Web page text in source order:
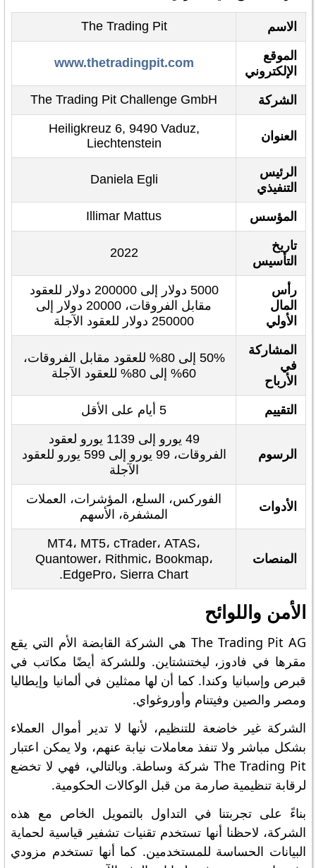
الاسم The Trading Pit
الموقع
الإلكتروني
www.thetradingpit.com
الشركة The Trading Pit Challenge GmbH
العنوان
Heiligkreuz 6, 9490 Vaduz,
Liechtenstein
الرئيس
التنفيذي
Daniela Egli
المؤسس Illimar Mattus
تاريخ
التأسيس
2022
رأس
المال
الأولي
5000 دولار إلى 200000 دولار للعقود
مقابل الفروقات، 20000 دولار إلى
250000 دولار للعقود الآجلة
المشاركة
في
الأرباح
50% إلى 80% للعقود مقابل الفروقات،
60% إلى 80% للعقود الآجلة
التقييم 5 أيام على الأقل
الرسوم
49 يورو إلى 1139 يورو لعقود
الفروقات، 99 يورو إلى 599 يورو للعقود
الآجلة
الأدوات
الفوركس، السلع، المؤشرات، العملات
المشفرة، الأسهم
المنصات
MT4، MT5، cTrader، ATAS،
Quantower، Rithmic، Bookmap،
EdgePro، Sierra Chart.
الأمن واللوائح
The Trading Pit AG هي الشركة القابضة الأم التي يقع
مقرها في فادوز، ليختنشتاين. وللشركة أيضًا مكاتب في
قبرص وإسبانيا وكندا. كما أن لها ممثلين في ألمانيا وإيطاليا
ومصر والصين وفيتنام وأوروغواي.
الشركة غير خاضعة للتنظيم، لأنها لا تدير أموال العملاء
بشكل مباشر ولا تنفذ معاملات نيابة عنهم، ولا يمكن اعتبار
The Trading Pit شركة وساطة. وبالتالي، فهي لا تخضع
لرقابة تنظيمية صارمة من قبل الوكالات الحكومية.
بناءً على تجربتنا في التداول بالتمويل الخاص مع هذه
الشركة، لاحظنا أنها تستخدم تقنيات تشفير قياسية لحماية
البيانات الحساسة للمستخدمين. كما أنها تستخدم مزودي